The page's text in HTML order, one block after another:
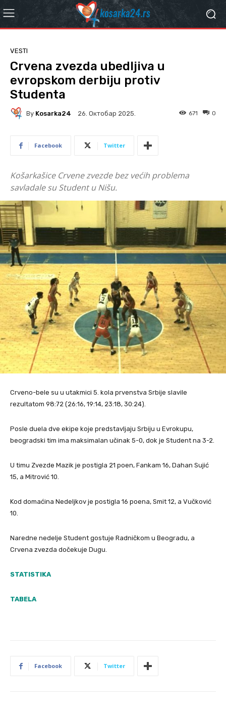
VESTI
Crvena zvezda ubedljiva u
evropskom derbiju protiv
Studenta
By Kosarka24 26. Октобар 2025. 0
671
Facebook Twitter
Košarkašice Crvene zvezde bez većih problema
savladale su Student u Nišu.
Crveno-bele su u utakmici 5. kola prvenstva Srbije slavile
rezultatom 98:72 (26:16, 19:14, 23:18, 30:24).
Posle duela dve ekipe koje predstavljaju Srbiju u Evrokupu,
beogradski tim ima maksimalan učinak 5-0, dok je Student na 3-2.
U timu Zvezde Mazik je postigla 21 poen, Fankam 16, Dahan Sujić
15, a Mitrović 10.
Kod domaćina Nedeljkov je postigla 16 poena, Smit 12, a Vučković
10.
Naredne nedelje Student gostuje Radničkom u Beogradu, a
Crvena zvezda dočekuje Dugu.
STATISTIKA
TABELA
Facebook Twitter